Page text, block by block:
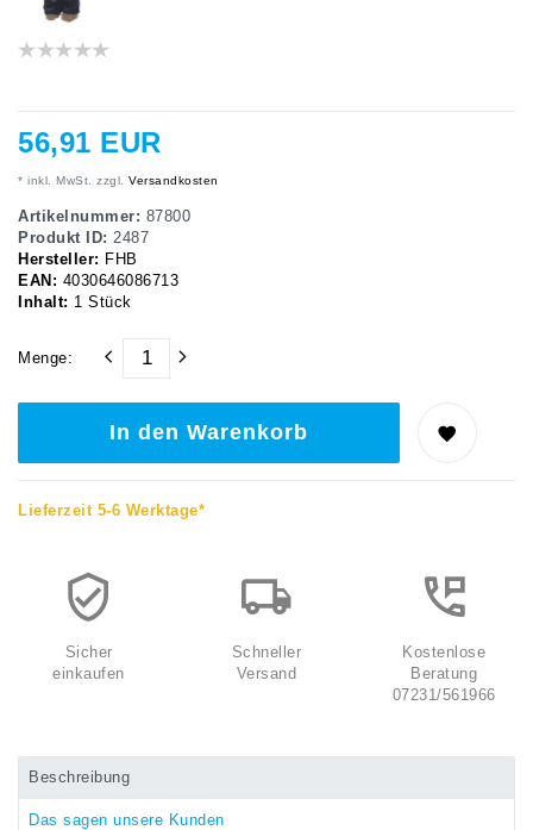
56,91 EUR
* inkl. MwSt. zzgl. Versandkosten
Artikelnummer: 87800
Produkt ID: 2487
Hersteller: FHB
EAN: 4030646086713
Inhalt: 1 Stück
Menge:
In den Warenkorb
Lieferzeit 5-6 Werktage*
Sicher
einkaufen
Schneller
Versand
Kostenlose
Beratung
07231/561966
Beschreibung
Das sagen unsere Kunden